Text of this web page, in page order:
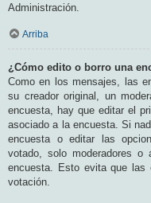
Administración.
Arriba
¿Cómo edito o borro una
Como en los mensajes, las
su creador original, un
encuesta, hay que editar el
asociado a la encuesta. Si
encuesta o editar las
votado, solo moderadores o
encuesta. Esto evita que las
votación.